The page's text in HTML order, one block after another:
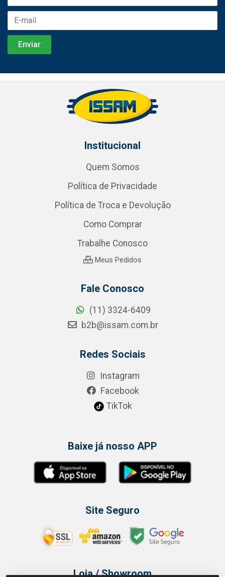
Institucional
Quem Somos
Política de Privacidade
Política de Troca e Devolução
Como Comprar
Trabalhe Conosco
Meus Pedidos
Fale Conosco
(11) 3324-6409
b2b@issam.com.br
Redes Sociais
Instagram
Facebook
TikTok
Baixe já nosso APP
Site Seguro
Loja / Showroom